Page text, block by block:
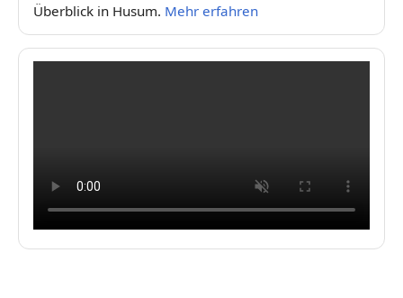
Überblick in Husum. Mehr erfahren